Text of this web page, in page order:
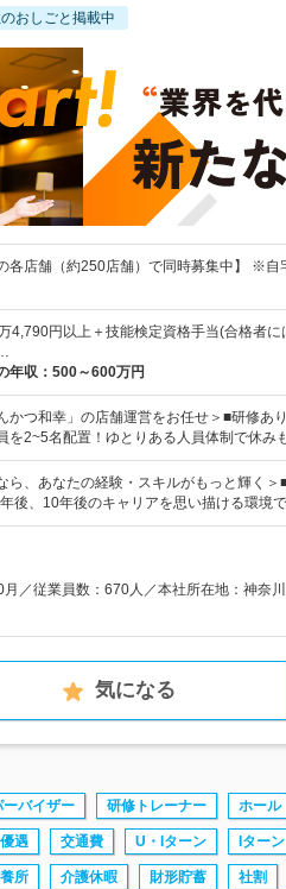
おしごと掲載中
の各店舗（約250店舗）で同時募集中】 ※
4,790円以上＋技能検定資格手当(合格者
年収： 500～600万円
かつ和幸」の店舗運営をお任せ＞■研修あ
を2~5名配置！ゆとりある人員体制で休み
ら、あなたの経験・スキルがもっと輝く
後、10年後のキャリアを思い描ける環境で
／従業員数：670人／本社所在地：神奈
気になる
ーバイザー 研修トレーナー ホール
遇 交通費 U・Iターン Iターン
所 介護休暇 財形貯蓄 社割